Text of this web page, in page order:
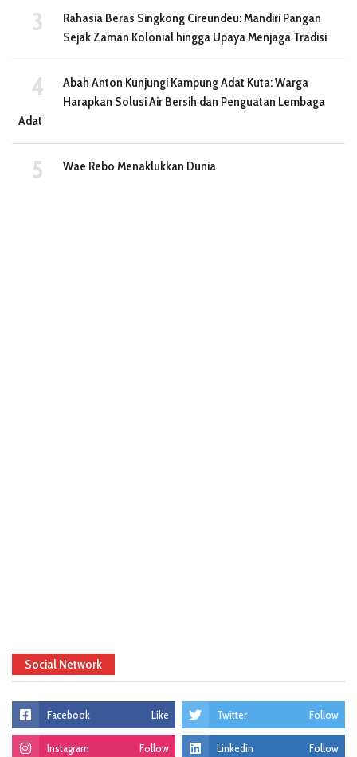
Rahasia Beras Singkong Cireundeu: Mandiri Pangan
Sejak Zaman Kolonial hingga Upaya Menjaga Tradisi
Abah Anton Kunjungi Kampung Adat Kuta: Warga
Harapkan Solusi Air Bersih dan Penguatan Lembaga
Adat
Wae Rebo Menaklukkan Dunia
Social Network
Facebook Like Twitter Follow
Instagram Follow Linkedin Follow